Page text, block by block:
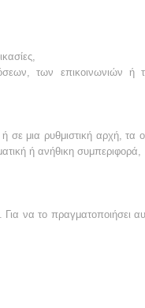
των επικοινωνιών
σε μια ρυθ­μιστική αρχή, τα
ή ανήθικη συμπεριφορά,
να το πραγματοποιήσει